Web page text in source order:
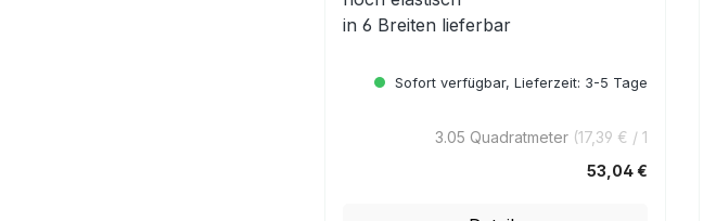
in 6 Breiten lieferbar
Sofort verfügbar, Lieferzeit: 3-5 Tage
3.05 Quadratmeter (17,39 € / 1
53,04 €